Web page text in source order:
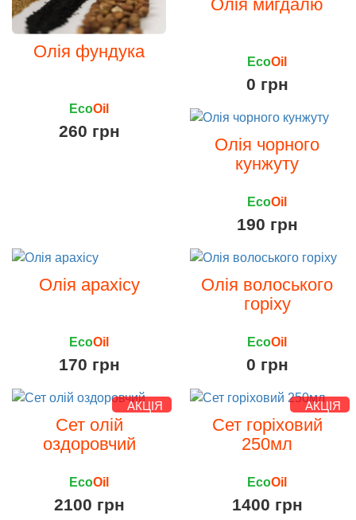
Олія фундука
EcoOil
260 грн
Олія мигдалю
EcoOil
0 грн
Олія чорного
кунжуту
EcoOil
190 грн
Олія арахісу
EcoOil
170 грн
Олія волоського
горіху
EcoOil
0 грн
АКЦІЯ
Сет олій
оздоровчий
EcoOil
2100 грн
АКЦІЯ
Сет горіховий
250мл
EcoOil
1400 грн